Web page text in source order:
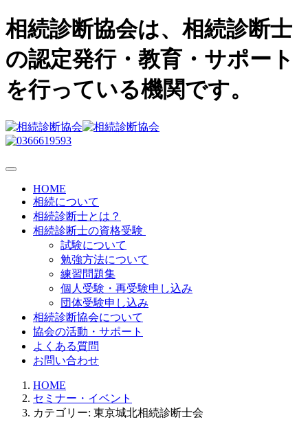
相続診断協会は、相続診断士
の認定発行・教育・サポート
を行っている機関です。
HOME
相続について
相続診断士とは？
相続診断士の資格受験
試験について
勉強方法について
練習問題集
個人受験・再受験申し込み
団体受験申し込み
相続診断協会について
協会の活動・サポート
よくある質問
お問い合わせ
HOME
セミナー・イベント
カテゴリー: 東京城北相続診断士会